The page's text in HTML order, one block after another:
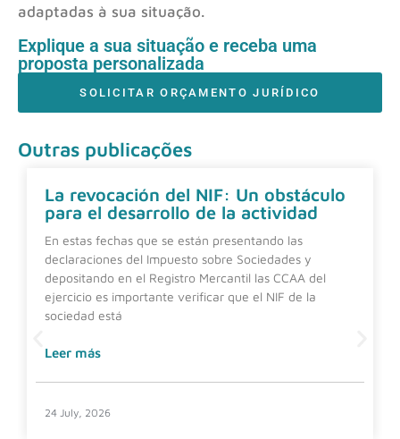
adaptadas à sua situação.
Explique a sua situação e receba uma
proposta personalizada
SOLICITAR ORÇAMENTO JURÍDICO
Outras publicações
La revocación del NIF: Un obstáculo
para el desarrollo de la actividad
En estas fechas que se están presentando las
declaraciones del Impuesto sobre Sociedades y
depositando en el Registro Mercantil las CCAA del
ejercicio es importante verificar que el NIF de la
sociedad está
Leer más
24 July, 2026